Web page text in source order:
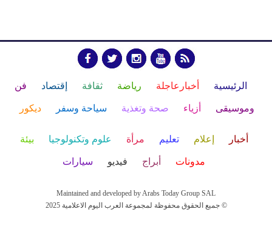
الرئيسية أخبارعاجلة رياضة ثقافة إقتصاد فن
وموسيقى أزياء صحة وتغذية سياحة وسفر ديكور
أخبار إعلام تعليم مرأة علوم وتكنولوجيا بيئة
مدونات أبراج فيديو سيارات
Maintained and developed by Arabs Today Group SAL
جميع الحقوق محفوظة لمجموعة العرب اليوم الاعلامية 2025 ©